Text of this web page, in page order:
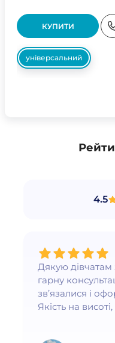
КУПИТИ
універсальний
4.5
Дякую дівчатам
гарну
зв’язалися і
Якість на